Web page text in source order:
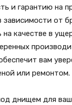
и гарантию на
от
качестве в
вам
или ремонтом.
днищем для